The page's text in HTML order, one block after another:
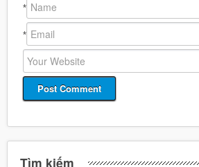
*
*
Tìm kiếm